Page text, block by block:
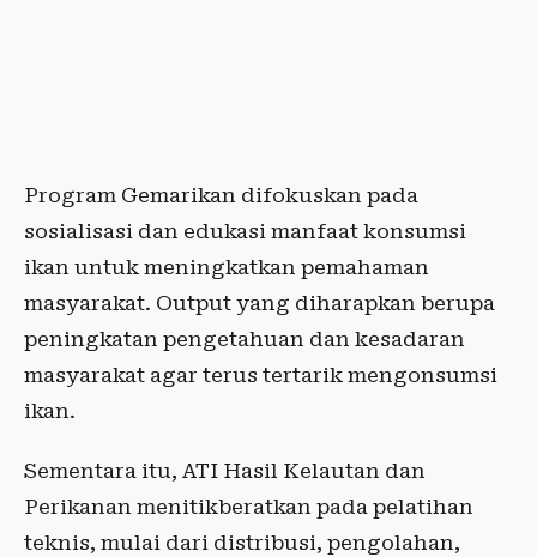
Program Gemarikan difokuskan pada
sosialisasi dan edukasi manfaat konsumsi
ikan untuk meningkatkan pemahaman
masyarakat. Output yang diharapkan berupa
peningkatan pengetahuan dan kesadaran
masyarakat agar terus tertarik mengonsumsi
ikan.
Sementara itu, ATI Hasil Kelautan dan
Perikanan menitikberatkan pada pelatihan
teknis, mulai dari distribusi, pengolahan,